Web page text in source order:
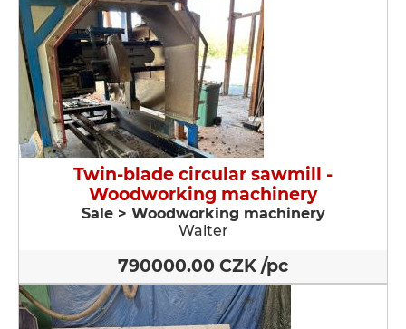
Twin-blade circular sawmill -
Woodworking machinery
Sale > Woodworking machinery
Walter
790000.00 CZK /pc